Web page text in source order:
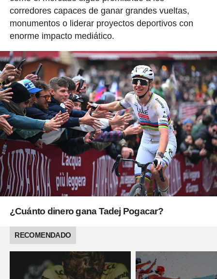
corredores capaces de ganar grandes vueltas,
monumentos o liderar proyectos deportivos con
enorme impacto mediático.
¿Cuánto dinero gana Tadej Pogacar?
RECOMENDADO